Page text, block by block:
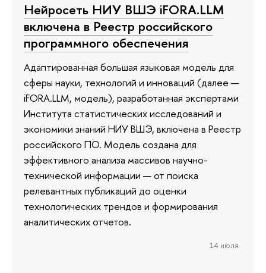
Нейросеть НИУ ВШЭ iFORA.LLM
включена в Реестр российского
программного обеспечения
Адаптированная большая языковая модель для
сферы науки, технологий и инноваций (далее —
iFORA.LLM, модель), разработанная экспертами
Института статистических исследований и
экономики знаний НИУ ВШЭ, включена в Реестр
российского ПО. Модель создана для
эффективного анализа массивов научно-
технической информации — от поиска
релевантных публикаций до оценки
технологических трендов и формирования
аналитических отчетов.
14 июля